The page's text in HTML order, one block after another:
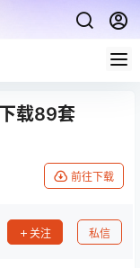
载89套
前往下载
关注 私信